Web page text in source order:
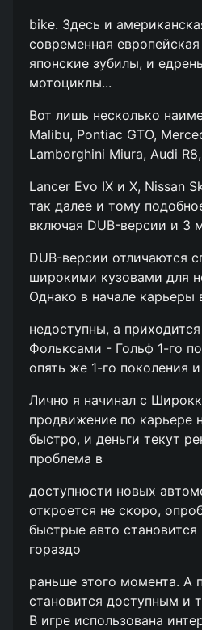
bike. Здесь и
современная
японские зубилы, и
мотоциклы...
Вот лишь несколько
Malibu, Pontiac GTO,
Lamborghini Miura, Audi
Lancer Evo IX и X, Nissan
так далее и тому
включая DUB-версии и 3
DUB-версии отличаются
широкими кузовами для
Однако в начале карьеры
недоступны, а
Фольксами - Гольф 1-го
опять же 1-го поколения
Лично я начинал с
продвижение по карьере
быстро, и деньги текут
проблема в
доступности новых
откроется не скоро,
быстрые авто
гораздо
раньше этого момента. А
становится доступным и
В игре использована